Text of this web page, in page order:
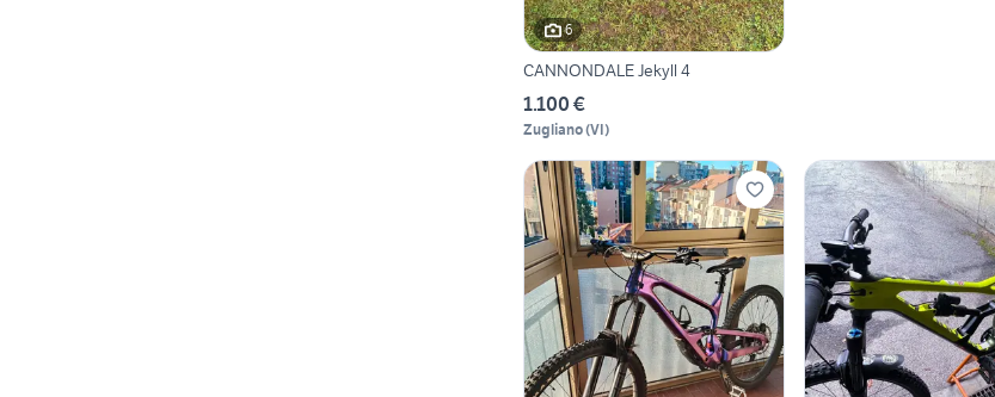
6
CANNONDALE Jekyll 4
1.100 €
Zugliano(VI)